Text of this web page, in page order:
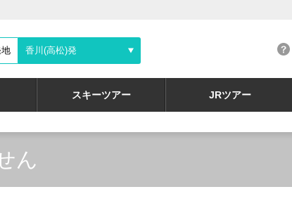
香川(高松)発
スキーツアー JRツアー
ん